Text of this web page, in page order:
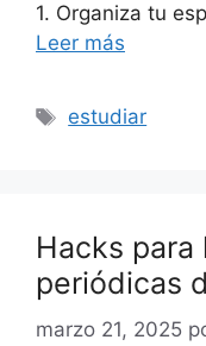
1. Organiza tu
Leer más
Etiquetas
estudiar
Hacks
periódicas
marzo 21, 2025